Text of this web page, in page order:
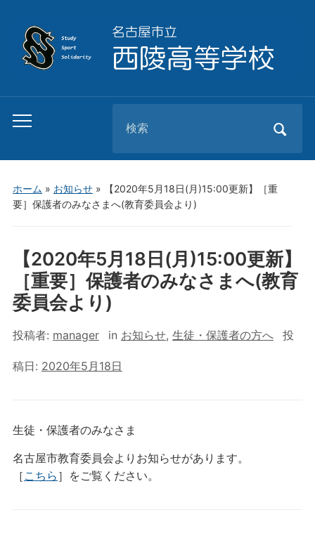
Toggle
menu
for:
ホーム » お知らせ»
【2020年5月18日(月)15:00更新】［重
要］保護者のみなさまへ(教育委員会より)
【2020年5月18日(月)15:00更新】
［重要］保護者のみなさまへ(教育
委員会より)
投稿者: manager in お知らせ, 生徒・保護者の方へ 投
稿日: 2020年5月18日
生徒・保護者のみなさま
名古屋市教育委員会よりお知らせがあります。
［ こちら ］をご覧ください。